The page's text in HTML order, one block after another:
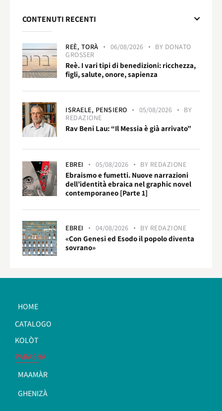
CONTENUTI RECENTI
REÈ, TORÀ 06/08/2026 BY DONATO
GROSSER
Reè. I vari tipi di benedizioni: ricchezza,
figli, salute, onore, sapienza
ISRAELE, PENSIERO 05/08/2026
BY
REDAZIONE
Rav Beni Lau: “Il Messia è già arrivato”
EBREI 05/08/2026 BY REDAZIONE
Ebraismo e fumetti. Nuove narrazioni
dell’identità ebraica nel graphic novel
contemporaneo [Parte 1]
EBREI 04/08/2026 BY REDAZIONE
«Con Genesi ed Esodo il popolo diventa
sovrano»
HOME
CATALOGO
KOLÒT
PARASHÀ
MAAMÀR
GHENIZÀ